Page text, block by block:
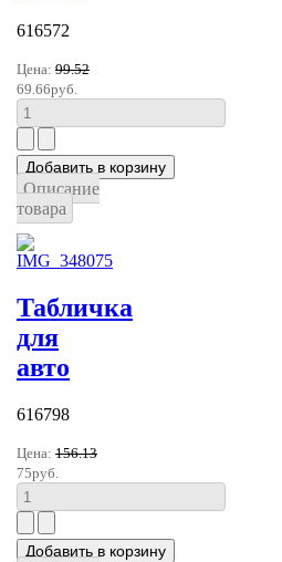
616572
Цена: 99.52
69.66руб.
Описание
товара
Табличка
для
авто
616798
Цена: 156.13
75руб.